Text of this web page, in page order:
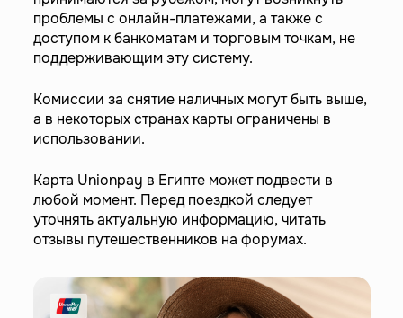
проблемы с онлайн-платежами, а также с
доступом к банкоматам и торговым точкам, не
поддерживающим эту систему.
Комиссии за снятие наличных могут быть выше,
а в некоторых странах карты ограничены в
использовании.
Карта Unionpay в Египте может подвести в
любой момент. Перед поездкой следует
уточнять актуальную информацию, читать
отзывы путешественников на форумах.